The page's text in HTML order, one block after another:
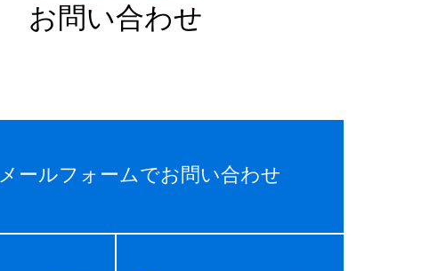
お問い合わせ
メールフォームでお問い合わせ